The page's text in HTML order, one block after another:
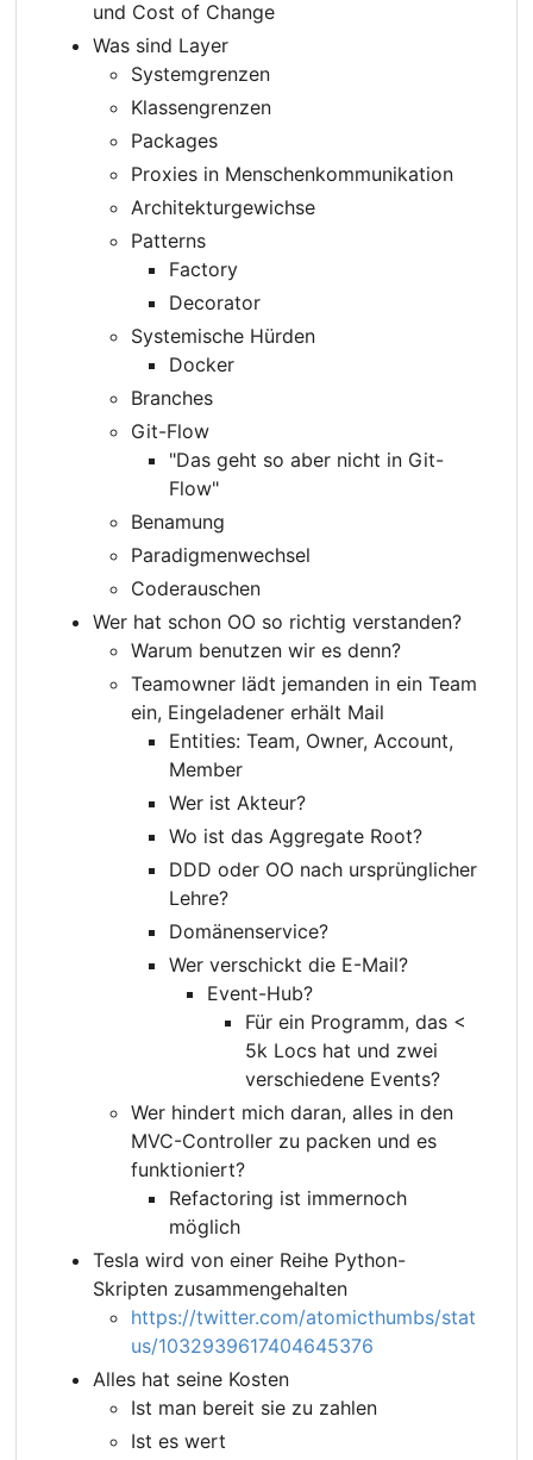
und Cost of Change
Was sind Layer
Systemgrenzen
Klassengrenzen
Packages
Proxies in Menschenkommunikation
Architekturgewichse
Patterns
Factory
Decorator
Systemische Hürden
Docker
Branches
Git-Flow
"Das geht so aber nicht in Git-
Flow"
Benamung
Paradigmenwechsel
Coderauschen
Wer hat schon OO so richtig verstanden?
Warum benutzen wir es denn?
Teamowner lädt jemanden in ein Team
ein, Eingeladener erhält Mail
Entities: Team, Owner, Account,
Member
Wer ist Akteur?
Wo ist das Aggregate Root?
DDD oder OO nach ursprünglicher
Lehre?
Domänenservice?
Wer verschickt die E-Mail?
Event-Hub?
Für ein Programm, das <
5k Locs hat und zwei
verschiedene Events?
Wer hindert mich daran, alles in den
MVC-Controller zu packen und es
funktioniert?
Refactoring ist immernoch
möglich
Tesla wird von einer Reihe Python-
Skripten zusammengehalten
https://twitter.com/atomicthumbs/stat
us/1032939617404645376
Alles hat seine Kosten
Ist man bereit sie zu zahlen
Ist es wert